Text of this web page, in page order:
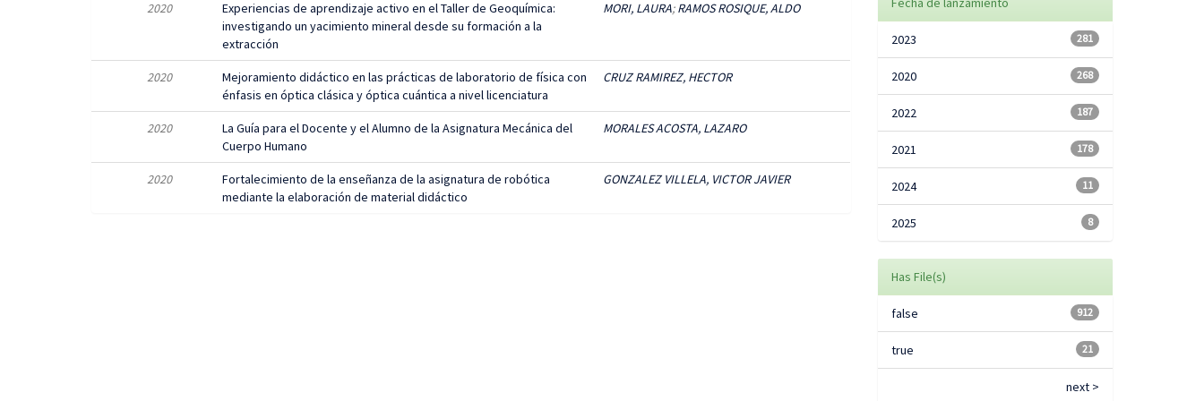
2020
Experiencias de aprendizaje activo en el Taller de Geoquímica:
investigando un yacimiento mineral desde su formación a la
extracción
MORI, LAURA;RAMOS ROSIQUE, ALDO
2020
Mejoramiento didáctico en las prácticas de laboratorio de física con
énfasis en óptica clásica y óptica cuántica a nivel licenciatura
CRUZ RAMIREZ, HECTOR
2020
La Guía para el Docente y el Alumno de la Asignatura Mecánica del
Cuerpo Humano
MORALES ACOSTA, LAZARO
2020
Fortalecimiento de la enseñanza de la asignatura de robótica
mediante la elaboración de material didáctico
GONZALEZ VILLELA, VICTOR JAVIER
281
2023
268
2020
187
2022
178
2021
11
2024
8
2025
Has File(s)
912
false
21
true
next >